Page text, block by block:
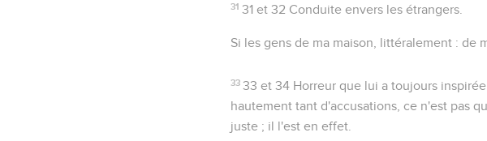
31 31 et 32 Conduite envers les étrangers.
Si les gens de ma maison , littéralement : de
33 33 et 34 Horreur que lui a toujours
hautement tant d'accusations, ce n'est pas
juste ; il l'est en effet.